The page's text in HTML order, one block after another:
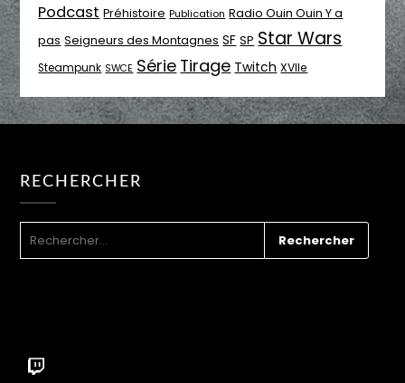
Podcast Préhistoire Publication Radio Ouin Ouin Y a
pas Seigneurs des Montagnes SF SP Star Wars
Steampunk SWCE Série Tirage Twitch XVIIe
RECHERCHER
Twitch